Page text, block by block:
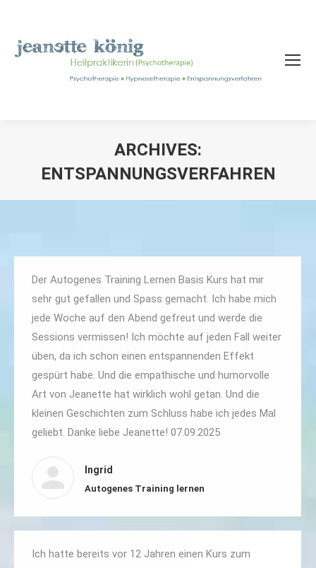
ARCHIVES:
ENTSPANNUNGSVERFAHREN
Der Autogenes Training Lernen Basis Kurs hat mir
sehr gut gefallen und Spass gemacht. Ich habe mich
jede Woche auf den Abend gefreut und werde die
Sessions vermissen! Ich möchte auf jeden Fall weiter
üben, da ich schon einen entspannenden Effekt
gespürt habe. Und die empathische und humorvolle
Art von Jeanette hat wirklich wohl getan. Und die
kleinen Geschichten zum Schluss habe ich jedes Mal
geliebt. Danke liebe Jeanette! 07.09.2025
Ingrid
Autogenes Training lernen
Ich hatte bereits vor 12 Jahren einen Kurs zum